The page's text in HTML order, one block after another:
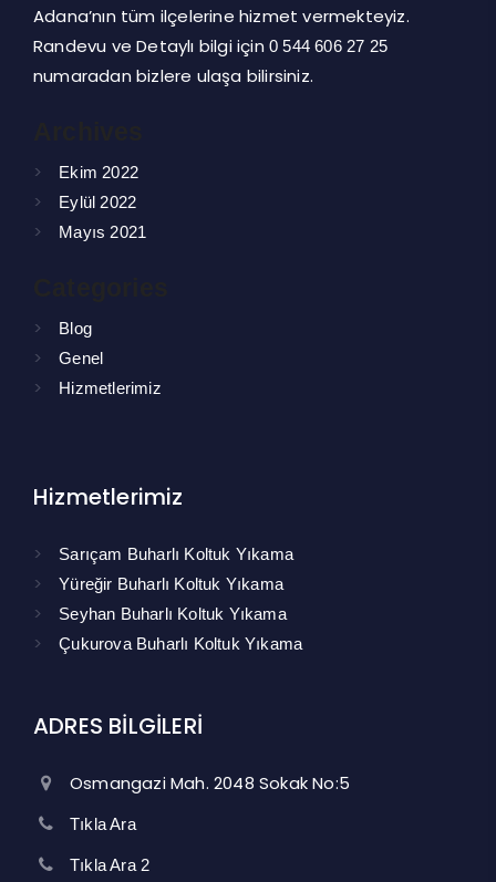
Adana’nın tüm ilçelerine hizmet vermekteyiz.
Randevu ve Detaylı bilgi için 0 544 606 27 25
numaradan bizlere ulaşa bilirsiniz.
Ekim 2022
Eylül 2022
Mayıs 2021
Blog
Genel
Hizmetlerimiz
Hizmetlerimiz
Sarıçam Buharlı Koltuk Yıkama
Yüreğir Buharlı Koltuk Yıkama
Seyhan Buharlı Koltuk Yıkama
Çukurova Buharlı Koltuk Yıkama
ADRES BİLGİLERİ
Osmangazi Mah. 2048 Sokak No:5
Tıkla Ara
Tıkla Ara 2